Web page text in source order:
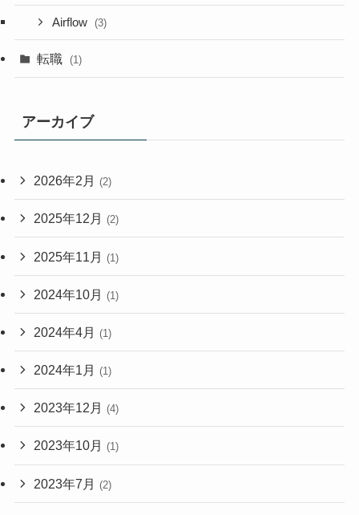
Airflow (3)
転職 (1)
アーカイブ
2026年2月 (2)
2025年12月 (2)
2025年11月 (1)
2024年10月 (1)
2024年4月 (1)
2024年1月 (1)
2023年12月 (4)
2023年10月 (1)
2023年7月 (2)